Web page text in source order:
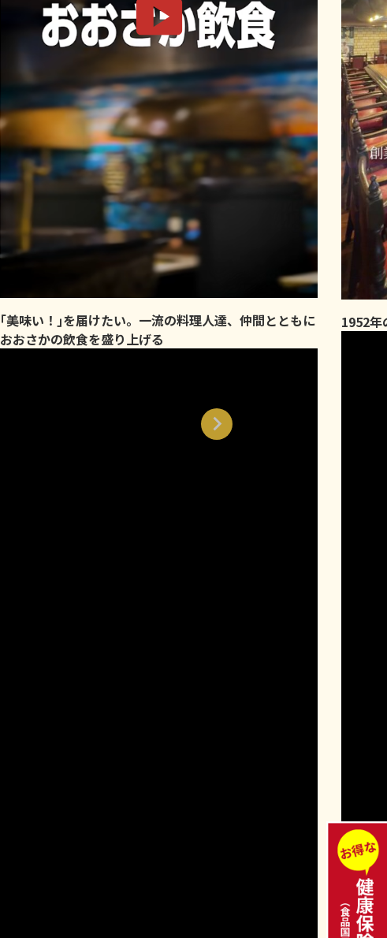
｢美味い！｣を届けたい。一流の料理人達、仲間とともに
おおさかの飲食を盛り上げる
1952年